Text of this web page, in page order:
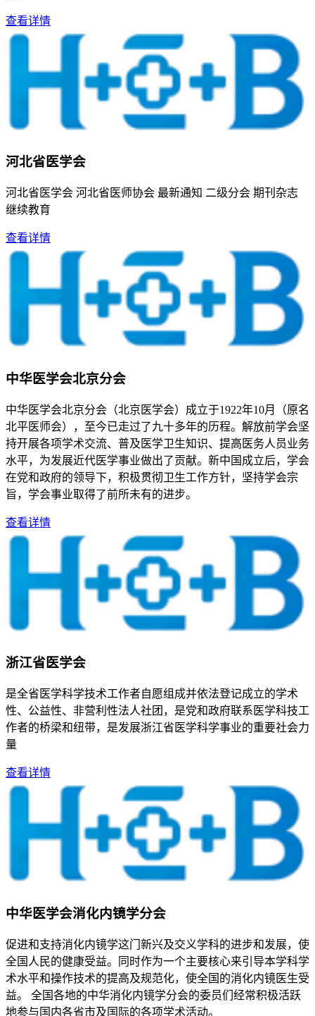
查看详情
河北省医学会
河北省医学会 河北省医师协会 最新通知 二级分会 期刊杂志
继续教育
查看详情
中华医学会北京分会
中华医学会北京分会（北京医学会）成立于1922年10月（原名
北平医师会），至今已走过了九十多年的历程。解放前学会坚
持开展各项学术交流、普及医学卫生知识、提高医务人员业务
水平，为发展近代医学事业做出了贡献。新中国成立后，学会
在党和政府的领导下，积极贯彻卫生工作方针，坚持学会宗
旨，学会事业取得了前所未有的进步。
查看详情
浙江省医学会
是全省医学科学技术工作者自愿组成并依法登记成立的学术
性、公益性、非营利性法人社团，是党和政府联系医学科技工
作者的桥梁和纽带，是发展浙江省医学科学事业的重要社会力
量
查看详情
中华医学会消化内镜学分会
促进和支持消化内镜学这门新兴及交义学科的进步和发展，使
全国人民的健康受益。同时作为一个主要核心来引导本学科学
术水平和操作技术的提高及规范化，使全国的消化内镜医生受
益。 全国各地的中华消化内镜学分会的委员们经常积极活跃
地参与国内各省市及国际的各项学术活动。